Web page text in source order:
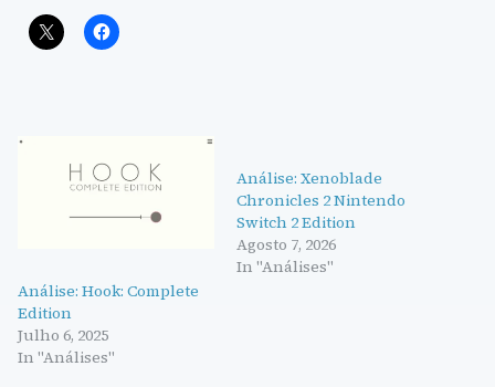
Análise: Hook: Complete
Edition
Julho 6, 2025
In "Análises"
Análise: Xenoblade
Chronicles 2 Nintendo
Switch 2 Edition
Agosto 7, 2026
In "Análises"